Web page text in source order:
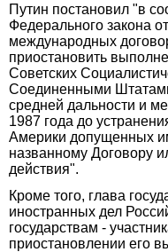
Путин постановил "в
Федерального закона
международных
приостановить
Советских
Соединенными
средней дальности и
1987 года до
Америки допущенных
названному Договору
действия".
Кроме того, глава
иностранных дел
государствам -
приостановлении его